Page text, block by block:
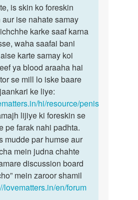
is skin ko foreskin
ise nahate samay
karke saaf karna
waha saafai bani
karte samay koi
ya blood araaha hai
se mill lo iske baare
ke liye:
hi/resource/penis
lijiye ki foreskin se
pe farak nahi padhta.
mudde par humse aur
mein judna chahte
discussion board
mein zaroor shamil
lovematters.in/en/forum